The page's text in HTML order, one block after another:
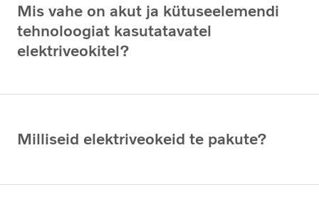
Mis vahe on akut ja kütuseelemendi
tehnoloogiat kasutatavatel
elektriveokitel?
Milliseid elektriveokeid te pakute?